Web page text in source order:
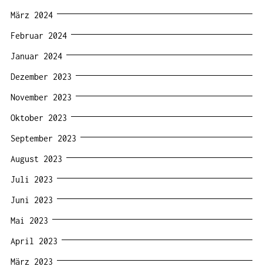
März 2024
Februar 2024
Januar 2024
Dezember 2023
November 2023
Oktober 2023
September 2023
August 2023
Juli 2023
Juni 2023
Mai 2023
April 2023
März 2023